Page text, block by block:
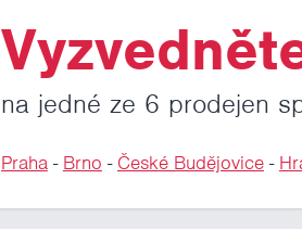
na jedné ze 6 prodejen
Praha- Brno - České Budějovice-